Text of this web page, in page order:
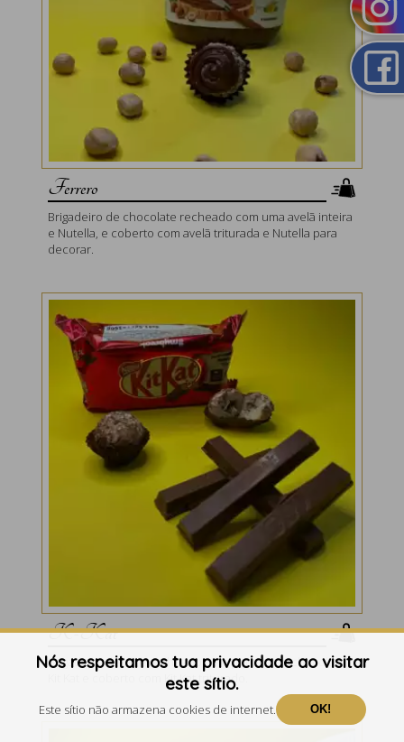
Ferrero
Brigadeiro de chocolate recheado com uma avelã inteira
e Nutella, e coberto com avelã triturada e Nutella para
decorar.
K-Kat
Brigadeiro de leite recheado com pedaço do chocolate
Kit Kat e coberto com Kit Kat triturado.
Nós respeitamos tua privacidade ao visitar
este sítio.
Este sítio não armazena cookies de internet. OK!